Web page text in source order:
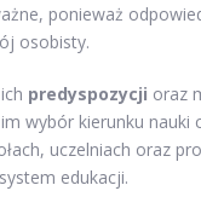
ponieważ
osobisty.
predyspozycji oraz
wybór kierunku nauki
uczelniach oraz
edukacji.